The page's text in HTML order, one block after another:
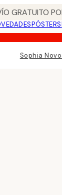
GRATUITO
PÓSTERS
Sophia